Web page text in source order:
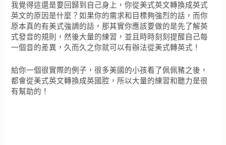
我覺得這還是要回歸到自己身上，你從美式英文轉換成英式
英文的原因是什麼？如果你的需求和目標夠強烈的話，而你
原本真的有美式強調的話，那其實你應該要做的是先了解英
式發音的規則，然後大量的練習，並且時時刻刻提醒自己每
一個音的差異，久而久之你就可以有辦法從美式轉英式！
給你一個很實際的例子，很多美國的小孩看了佩佩豬之後，
都會從美式英文轉換成英國腔，所以大量的練習和聽力是很
有幫助的！